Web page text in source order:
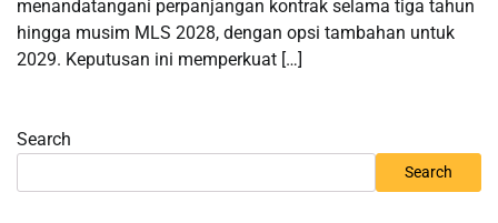
menandatangani perpanjangan kontrak selama tiga tahun
hingga musim MLS 2028, dengan opsi tambahan untuk
2029. Keputusan ini memperkuat […]
Search
Search